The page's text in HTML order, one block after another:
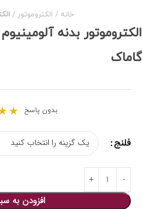
خانه الکتروموتور
گاماک
بدون پاسخ ★
فلنج
افزودن به